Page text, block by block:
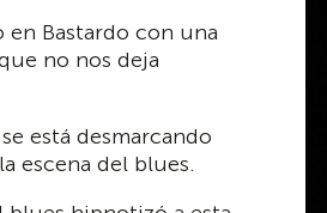
en Bastardo con una
no nos deja
está desmarcando
escena del blues.